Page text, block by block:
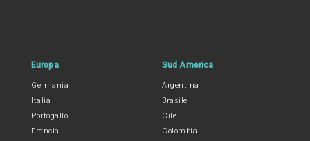
Europa
Germania
Italia
Portogallo
Francia
Sud America
Argentina
Brasile
Cile
Colombia